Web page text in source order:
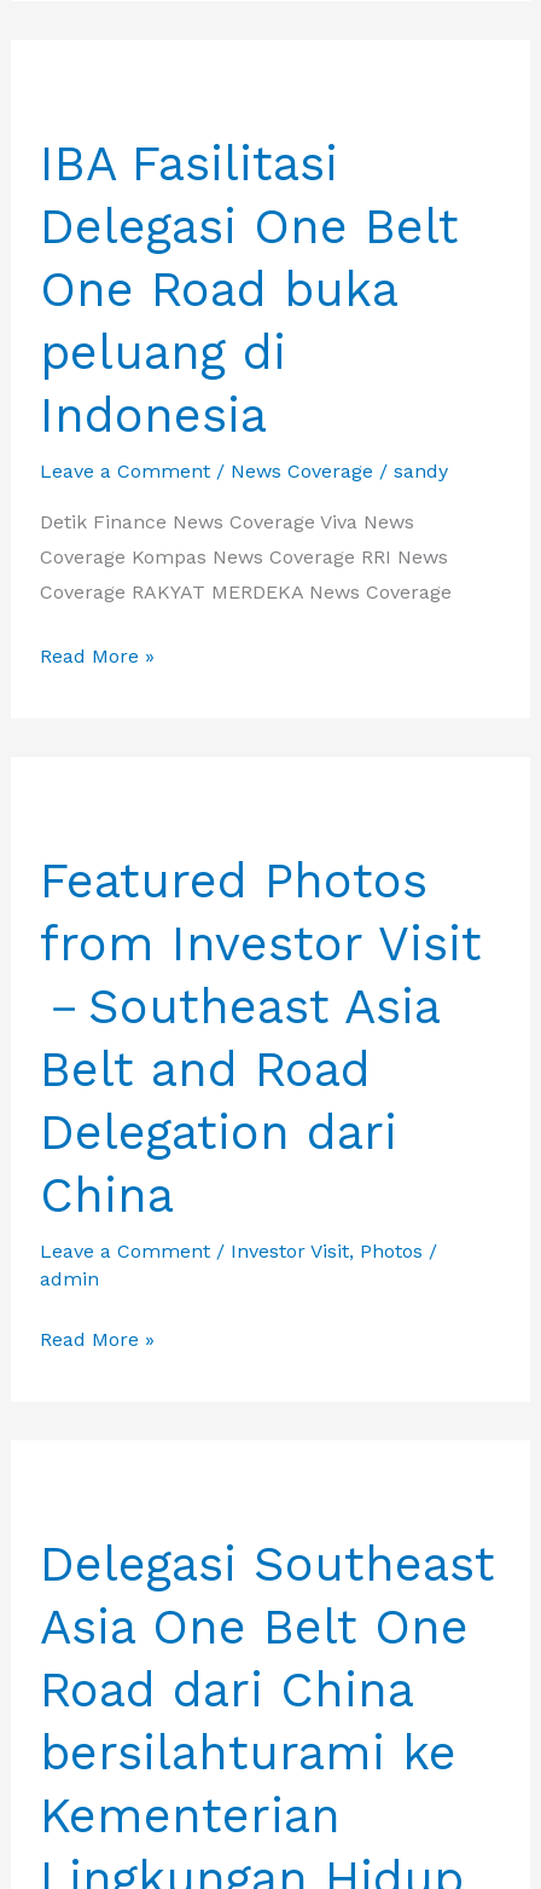
Road
dari
China
hangat
kementerian
Investasi
IBA Fasilitasi
Delegasi One Belt
One Road buka
peluang di
Indonesia
Leave a Comment / News Coverage / sandy
Detik Finance News Coverage Viva News
Coverage Kompas News Coverage RRI News
Coverage RAKYAT MERDEKA News Coverage
IBA
Road
buka
peluang
Indonesia
Read More »
Featured Photos
from Investor Visit
－Southeast Asia
Belt and Road
Delegation dari
China
Leave a Comment / Investor Visit, Photos /
admin
Featured
Southeast
Asia
Belt
Road
dari
China
Read More »
Delegasi Southeast
Asia One Belt One
Road dari China
bersilahturami ke
Kementerian